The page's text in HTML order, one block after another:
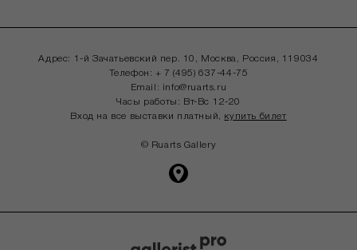
Адрес: 1-й Зачатьевский пер. 10, Москва,
Россия, 119034
Телефон: + 7 (495) 637-44-75
Email: info@ruarts.ru
Часы работы: Вт-Вс 12-20
Вход на все выставки платный, купить билет
© Ruarts Gallery